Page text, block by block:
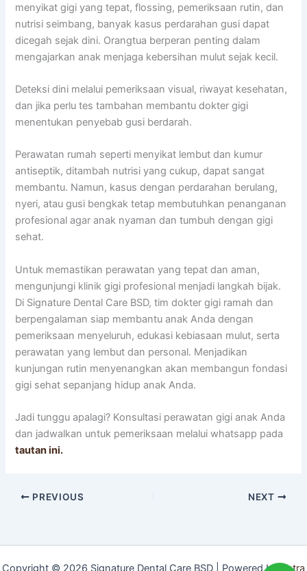
menyikat gigi yang tepat, flossing, pemeriksaan rutin, dan
nutrisi seimbang, banyak kasus perdarahan gusi dapat
dicegah sejak dini. Orangtua berperan penting dalam
mengajarkan anak menjaga kebersihan mulut sejak kecil.
Deteksi dini melalui pemeriksaan visual, riwayat kesehatan,
dan jika perlu tes tambahan membantu dokter gigi
menentukan penyebab gusi berdarah.
Perawatan rumah seperti menyikat lembut dan kumur
antiseptik, ditambah nutrisi yang cukup, dapat sangat
membantu. Namun, kasus dengan perdarahan berulang,
nyeri, atau gusi bengkak tetap membutuhkan penanganan
profesional agar anak nyaman dan tumbuh dengan gigi
sehat.
Untuk memastikan perawatan yang tepat dan aman,
mengunjungi klinik gigi profesional menjadi langkah bijak.
Di Signature Dental Care BSD, tim dokter gigi ramah dan
berpengalaman siap membantu anak Anda dengan
pemeriksaan menyeluruh, edukasi kebiasaan mulut, serta
perawatan yang lembut dan personal. Menjadikan
kunjungan rutin menyenangkan akan membangun fondasi
gigi sehat sepanjang hidup anak Anda.
Jadi tunggu apalagi? Konsultasi perawatan gigi anak Anda
dan jadwalkan untuk pemeriksaan melalui whatsapp pada
tautan ini.
PREVIOUS NEXT
Copyright © 2026 Signature Dental Care BSD | Powered by Astra